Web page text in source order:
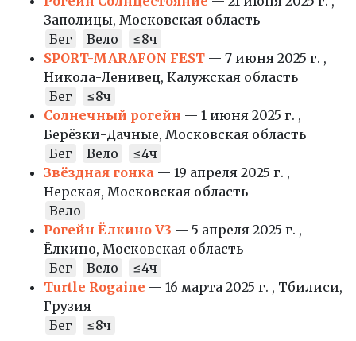
Заполицы, Московская область
Бег
Вело
≤8ч
SPORT-MARAFON FEST — 7 июня 2025 г. ,
Никола-Ленивец, Калужская область
Бег
≤8ч
Солнечный рогейн — 1 июня 2025 г. ,
Берёзки-Дачные, Московская область
Бег
Вело
≤4ч
Звёздная гонка — 19 апреля 2025 г. ,
Нерская, Московская область
Вело
Рогейн Ёлкино V3 — 5 апреля 2025 г. ,
Ёлкино, Московская область
Бег
Вело
≤4ч
Turtle Rogaine — 16 марта 2025 г. , Тбилиси,
Грузия
Бег
≤8ч